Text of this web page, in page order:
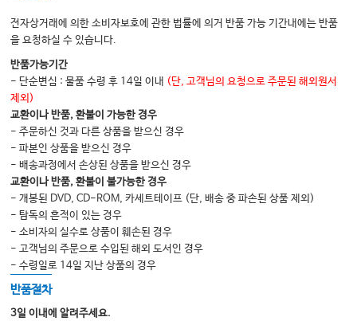
07: 기회의 신
6장 성공론
01: 동네 한의원으로 성공하기
02: 성공하는 기버가 되기
03: 세금과 노무 그리고 사람
04: 상권 공부가 필요한 이유
05: 부동산 공부하는 한의사
06: 새로운 시도, 새로운 확장
07: 아웃풋의 시대
7장 인생론
전자상거래에 의한 소비자보호에 관한 법률에 의거 반품 가능 기간내에는 반품
을 요청하실 수 있습니다.
반품가능기간
- 단순변심 : 물품 수령 후 14일 이내 (단, 고객님의 요청으로 주문된 해외원서
제외)
교환이나 반품, 환불이 가능한 경우
- 주문하신 것과 다른 상품을 받으신 경우
- 파본인 상품을 받으신 경우
- 배송과정에서 손상된 상품을 받으신 경우
교환이나 반품, 환불이 불가능한 경우
- 개봉된 DVD, CD-ROM, 카세트테이프 (단, 배송 중 파손된 상품 제외)
- 탐독의 흔적이 있는 경우
- 소비자의 실수로 상품이 훼손된 경우
- 고객님의 주문으로 수입된 해외 도서인 경우
- 수령일로 14일 지난 상품의 경우
반품절차
3일 이내에 알려주세요.